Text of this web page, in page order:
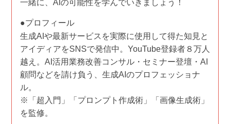
一緒に、AIの可能性を学んでいきましょう！
●プロフィール
生成AIや最新サービスを実際に使用して得た知見と
アイディアをSNSで発信中。YouTube登録者８万人
越え。AI活用業務改善コンサル・セミナー登壇・AI
顧問などを請け負う、生成AIのプロフェッショナ
ル。
※「超入門」「プロンプト作成術」「画像生成術」
を監修。